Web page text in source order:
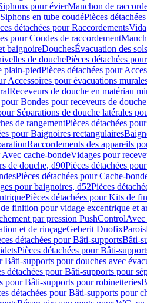
pour évierManchon de
Siphons en tube coudéPièces
détachées pour Raccordements
pour Coudes de raccordement
baignoireDouchesÉvacuation des
de douchePièces détachées
plain-piedPièces détachées pour
Accessoires pour évacuations
Receveurs de douche en matériau
pour Bondes pour receveurs de
Séparations de douche latérales
de rangementPièces détachées
pour Baignoires rectangulaires
Raccordements des appareils
Avec cache-bondeVidages pour
de douche, d90Pièces détachées
Pièces détachées pour Cache-
pour baignoires, d52Pièces
Pièces détachées pour Kits de
finition pour vidage excentrique et
par pression PushControlAvec
et de rinçageGeberit DuofixParois
détachées pour Bâti-supportsBâti-
Pièces détachées pour Bâti-
Bâti-supports pour douches avec
détachées pour Bâti-supports pour
pour Bâti-supports pour robinetteries
détachées pour Bâti-supports pour